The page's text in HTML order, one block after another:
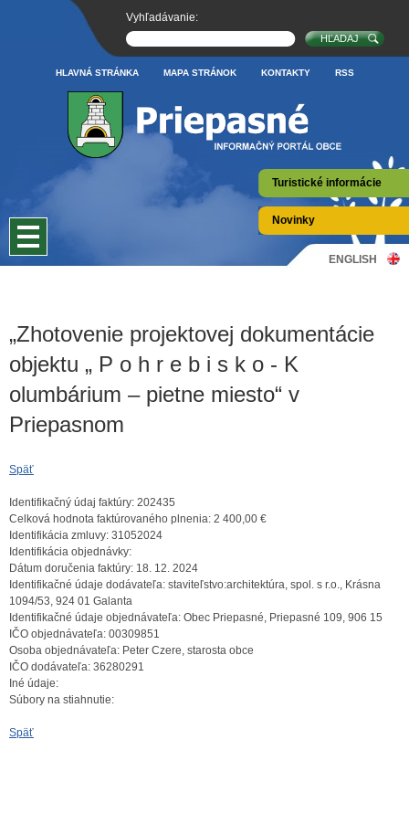
Turistické informácie
Novinky
HLAVNÁ STRÁNKA MAPA STRÁNOK KONTAKTY RSS
Vyhľadávanie:
ENGLISH
„Zhotovenie projektovej dokumentácie
objektu „ P o h r e b i s k o - K
olumbárium – pietne miesto“ v
Priepasnom
Späť
Identifikačný údaj faktúry: 202435
Celková hodnota faktúrovaného plnenia: 2 400,00 €
Identifikácia zmluvy: 31052024
Identifikácia objednávky:
Dátum doručenia faktúry: 18. 12. 2024
Identifikačné údaje dodávateľa: staviteľstvo:architektúra, spol. s r.o., Krásna
1094/53, 924 01 Galanta
Identifikačné údaje objednávateľa: Obec Priepasné, Priepasné 109, 906 15
IČO objednávateľa: 00309851
Osoba objednávateľa: Peter Czere, starosta obce
IČO dodávateľa: 36280291
Iné údaje:
Súbory na stiahnutie:
Späť